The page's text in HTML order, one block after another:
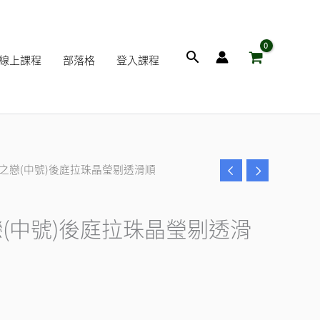
上課程 部落格 登入課程
搜
戀(中號)後庭拉珠晶瑩剔透滑順
中號)後庭拉珠晶瑩剔透滑
。